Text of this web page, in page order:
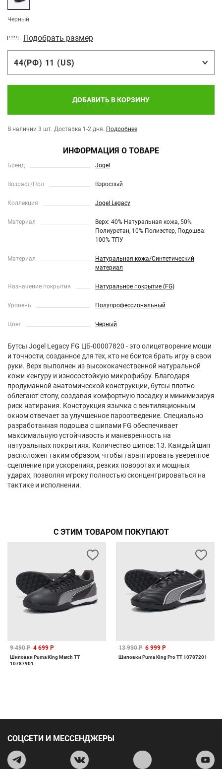
Черный
Подобрать размер
44(РФ) 11 (US)
ДОБАВИТЬ В КОРЗИНУ
В наличии 3 шт. Доставка 1-2 дня. Подробнее
ИНФОРМАЦИЯ О ТОВАРЕ
Бренд Jogel
Возраст/Пол Взрослый
Коллекция Jogel Legacy
Материал
Верх: 40% Натуральная кожа, 50%
Полиуретан, 10% Полиэстер, Подошва:
100% ТПУ
Материал
Натуральная кожа/Синтетический
материал
Назначение покрытия Натуральное покрытие (FG)
Уровень Полупрофессиональный
Цвет Черный
Бутсы Jogel Legacy FG ЦБ-00007820 - это олицетворение мощи
и точности, созданное для тех, кто не боится брать игру в свои
руки. Верх выполнен из высококачественной натуральной
кожи кенгуру и износостойкую микрофибру. Благодаря
продуманной анатомической конструкции, бутсы плотно
облегают стопу, создавая комфортную посадку и минимизируя
риск натирания. Конструкция язычка с вентиляционным
окном отвечает за улучшенное пароотведение. Специально
разработанная подошва с шипами FG обеспечивает
максимальную устойчивость и маневренность на
натуральных покрытиях. Количество шипов: 13. Каждый шип
расположен таким образом, чтобы гарантировать уверенное
сцепление при ускорениях, резких поворотах и мощных
ударах, позволяя игроку полностью сконцентрироваться на
тактике и исполнении.
С ЭТИМ ТОВАРОМ ПОКУПАЮТ
9 490 Р 4 699 Р
Шиповки Puma King Match TT
10787901
13 990 Р 6 999 Р
Шиповки Puma King Pro TT 10787201
СОЦСЕТИ И МЕССЕНДЖЕРЫ